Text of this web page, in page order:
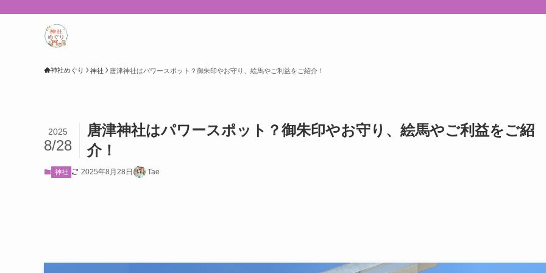
神社めぐり 神社 唐津神社はパワースポット？御朱印やお守り、絵馬やご利益をご紹介！
唐津神社はパワースポット？御朱印やお守り、絵馬やご利益をご紹
介！
2025
8/28
神社 2025年8月28日 Tae